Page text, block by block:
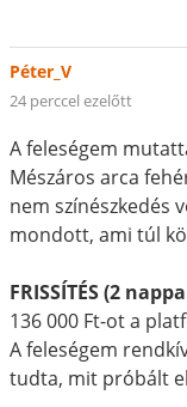
Péter_V
24 perccel ezelőtt
A feleségem
Mészáros arca
nem színészkedés
mondott, ami túl
FRISSÍTÉS (2
136 000 Ft-ot a
A feleségem
tudta, mit próbált